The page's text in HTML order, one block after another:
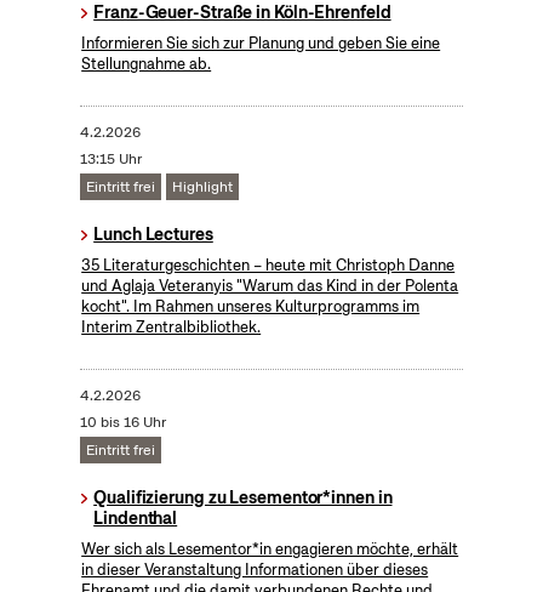
Franz-Geuer-Straße in Köln-Ehrenfeld
Informieren Sie sich zur Planung und geben Sie eine
Stellungnahme ab.
4.2.2026
13:15 Uhr
Eintritt frei
Highlight
Lunch Lectures
35 Literaturgeschichten – heute mit Christoph Danne
und Aglaja Veteranyis "Warum das Kind in der Polenta
kocht". Im Rahmen unseres Kulturprogramms im
Interim Zentralbibliothek.
4.2.2026
10 bis 16 Uhr
Eintritt frei
Qualifizierung zu Lesementor*innen in
Lindenthal
Wer sich als Lesementor*in engagieren möchte, erhält
in dieser Veranstaltung Informationen über dieses